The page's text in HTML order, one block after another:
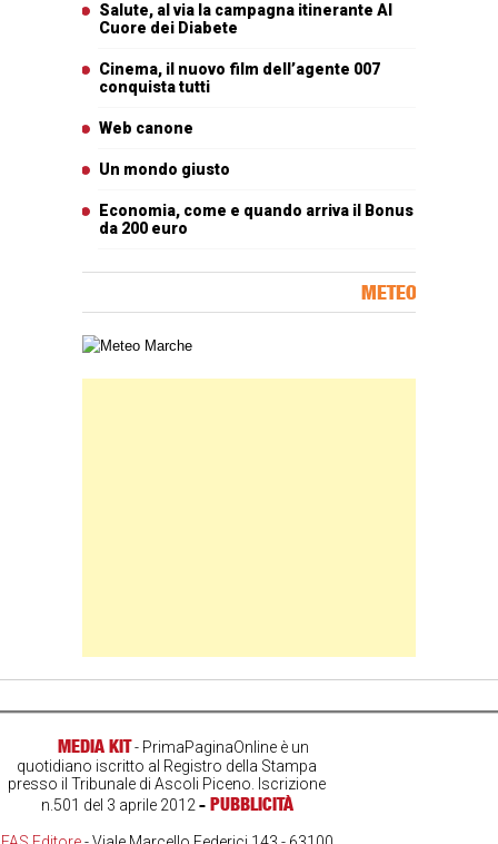
Salute, al via la campagna itinerante Al
Cuore dei Diabete
Cinema, il nuovo film dell’agente 007
conquista tutti
Web canone
Un mondo giusto
Economia, come e quando arriva il Bonus
da 200 euro
METEO
Carta meteorologica delle Marche
MEDIA KIT- PrimaPaginaOnline è un
quotidiano iscritto al Registro della Stampa
presso il Tribunale di Ascoli Piceno. Iscrizione
n.501 del 3 aprile 2012- PUBBLICITÀ